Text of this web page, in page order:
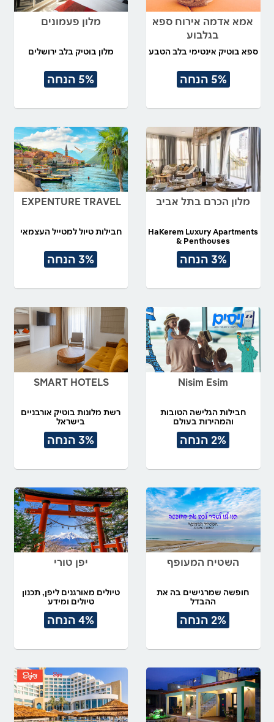
אמא אדמה אירוח ספא
בגלבוע
ספא בוטיק אינטימי בלב הטבע
5% הנחה
מלון פעמונים
מלון בוטיק בלב ירושלים
5% הנחה
מלון הכרם בתל אביב
HaKerem Luxury Apartments
& Penthouses
3% הנחה
EXPENTURE TRAVEL
חבילות טיול למטייל העצמאי
3% הנחה
Nisim Esim
חבילות הגלישה הטובות
והמהירות בעולם
2% הנחה
SMART HOTELS
רשת מלונות בוטיק אורבניים
בישראל
3% הנחה
השטיח המעופף
חופשה שמרגישים בה את
ההבדל
2% הנחה
יפן טורי
טיולים מאורגנים ליפן, תכנון
טיולים ומידע
4% הנחה